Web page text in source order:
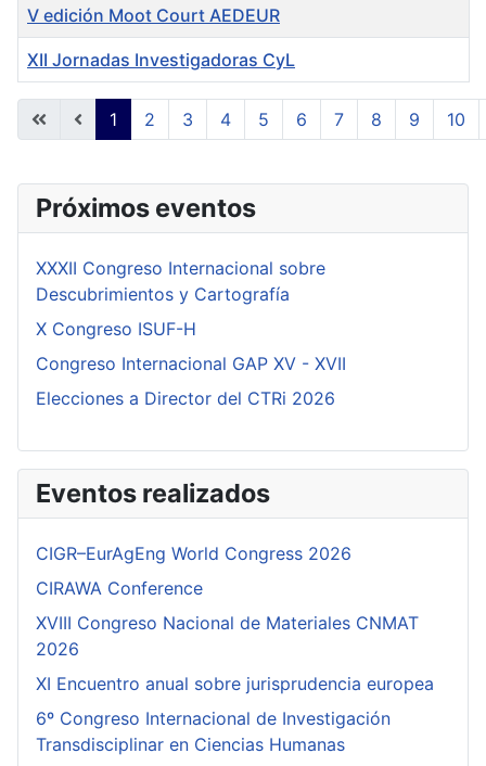
Tabla de artículos
V edición Moot Court AEDEUR
XII Jornadas Investigadoras CyL
Página 1 de 31
1 2 3 4 5 6 7 8 9 10
Próximos eventos
XXXII Congreso Internacional sobre
Descubrimientos y Cartografía
X Congreso ISUF-H
Congreso Internacional GAP XV - XVII
Elecciones a Director del CTRi 2026
Eventos realizados
CIGR–EurAgEng World Congress 2026
CIRAWA Conference
XVIII Congreso Nacional de Materiales CNMAT
2026
XI Encuentro anual sobre jurisprudencia europea
6º Congreso Internacional de Investigación
Transdisciplinar en Ciencias Humanas